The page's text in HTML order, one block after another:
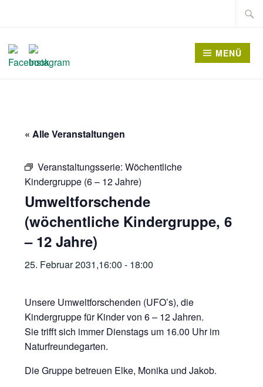
springen
Suche
MENÜ
« Alle Veranstaltungen
Veranstaltungsserie:Wöchentliche
Kindergruppe (6 – 12 Jahre)
Umweltforschende
(wöchentliche Kindergruppe, 6
– 12 Jahre)
25. Februar 2031,16:00 - 18:00
Unsere Umweltforschenden (UFO’s), die
Kindergruppe für Kinder von 6 – 12 Jahren.
Sie trifft sich immer Dienstags um 16.00 Uhr im
Naturfreundegarten.
Die Gruppe betreuen Elke, Monika und Jakob.